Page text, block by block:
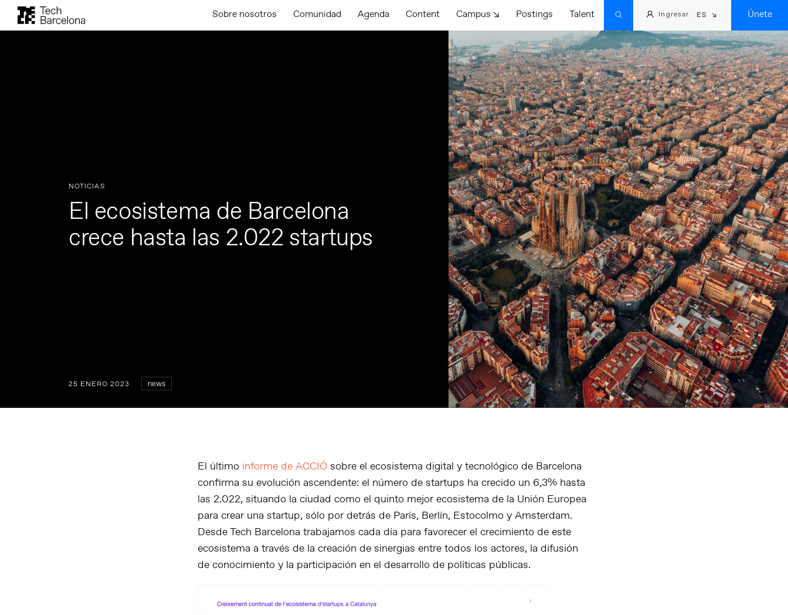
Sobre nosotros Comunidad Agenda Content Campus ↘ Postings Talent Ingresar ES Únete
25 ENERO 2023 news
NOTICIAS
El ecosistema de Barcelona
crece hasta las 2.022 startups
El último informe de ACCIÓ sobre el ecosistema digital y tecnológico de Barcelona
confirma su evolución ascendente: el número de startups ha crecido un 6,3% hasta
las 2.022, situando la ciudad como el quinto mejor ecosistema de la Unión Europea
para crear una startup, sólo por detrás de París, Berlín, Estocolmo y Amsterdam.
Desde Tech Barcelona trabajamos cada día para favorecer el crecimiento de este
ecosistema a través de la creación de sinergias entre todos los actores, la difusión
de conocimiento y la participación en el desarrollo de políticas públicas.